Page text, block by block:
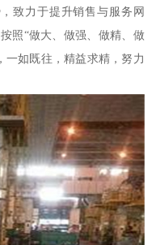
致力于提升销售与服务网
照“做大、做强、做精、做
一如既往，精益求精，努力